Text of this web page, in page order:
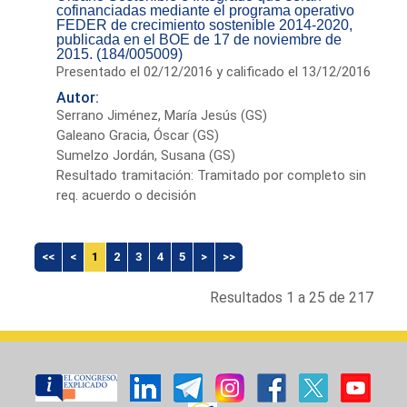
cofinanciadas mediante el programa operativo
FEDER de crecimiento sostenible 2014-2020,
publicada en el BOE de 17 de noviembre de
2015. (184/005009)
Presentado el 02/12/2016 y calificado el 13/12/2016
Autor:
Serrano Jiménez, María Jesús (GS)
Galeano Gracia, Óscar (GS)
Sumelzo Jordán, Susana (GS)
Resultado tramitación: Tramitado por completo sin
req. acuerdo o decisión
<< < 1 2 3 4 5 > >>
Resultados 1 a 25 de 217